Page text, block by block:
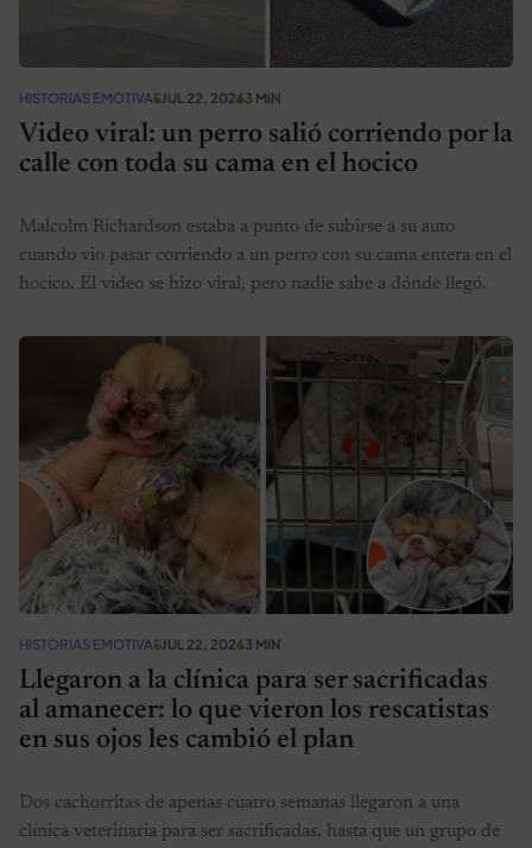
HISTORIAS EMOTIVASJUL 22, 20263 MIN
Video viral: un perro salió corriendo por la
calle con toda su cama en el hocico
Malcolm Richardson estaba a punto de subirse a su auto
cuando vio pasar corriendo a un perro con su cama entera en el
hocico. El video se hizo viral, pero nadie sabe a dónde llegó.
HISTORIAS EMOTIVASJUL 22, 20263 MIN
Llegaron a la clínica para ser sacrificadas
al amanecer: lo que vieron los rescatistas
en sus ojos les cambió el plan
Dos cachorritas de apenas cuatro semanas llegaron a una
clínica veterinaria para ser sacrificadas, hasta que un grupo de